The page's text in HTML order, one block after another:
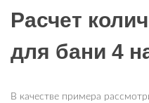
Расчет
для бани 4
В качестве примера